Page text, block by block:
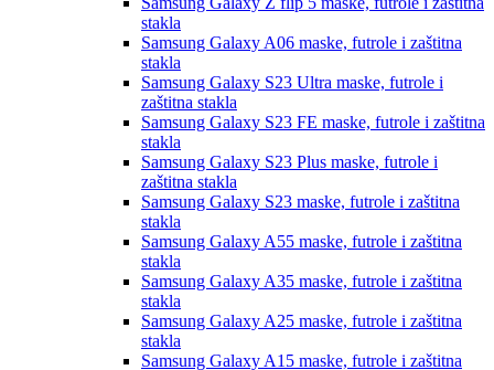
stakla
Samsung Galaxy A06 maske, futrole i zaštitna
stakla
Samsung Galaxy S23 Ultra maske, futrole i
zaštitna stakla
Samsung Galaxy S23 FE maske, futrole i zaštitna
stakla
Samsung Galaxy S23 Plus maske, futrole i
zaštitna stakla
Samsung Galaxy S23 maske, futrole i zaštitna
stakla
Samsung Galaxy A55 maske, futrole i zaštitna
stakla
Samsung Galaxy A35 maske, futrole i zaštitna
stakla
Samsung Galaxy A25 maske, futrole i zaštitna
stakla
Samsung Galaxy A15 maske, futrole i zaštitna